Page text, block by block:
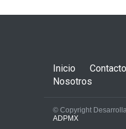
la producción del
octubre 24, 2024
Inicio
Contacto
Nosotros
© Copyright
ADPMX